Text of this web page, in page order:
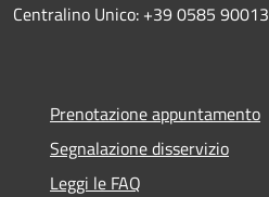
Centralino Unico: +39 0585 90013
Prenotazione appuntamento
Segnalazione disservizio
Leggi le FAQ